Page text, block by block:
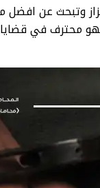
وتبحث عن
محترف في قضايا